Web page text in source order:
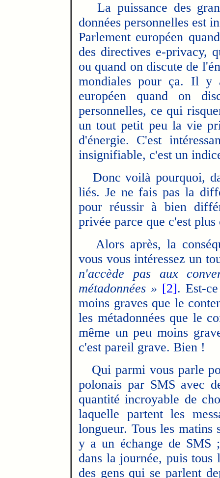
La puissance des
données personnelles est
Parlement européen
des directives e-privacy,
ou quand on discute de
mondiales pour ça. Il y
européen quand on
personnelles, ce qui
un tout petit peu la vie
d'énergie. C'est
insignifiable, c'est un
Donc voilà pourquoi,
liés. Je ne fais pas la
pour réussir à bien
privée parce que c'est
Alors après, la
vous vous intéressez un
n'accède pas aux
métadonnées » [2]. Est-
moins graves que le
les métadonnées que le
même un peu moins
c'est pareil grave. Bien !
Qui parmi vous parle
polonais par SMS avec
quantité incroyable de
laquelle partent les
longueur. Tous les matins
y a un échange de SMS
dans la journée, puis tous
des gens qui se parlent